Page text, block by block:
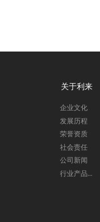
关于利来
企业文化
发展历程
荣誉资质
社会责任
公司新闻
行业产品新闻